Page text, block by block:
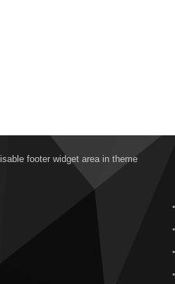
footer widget area in theme